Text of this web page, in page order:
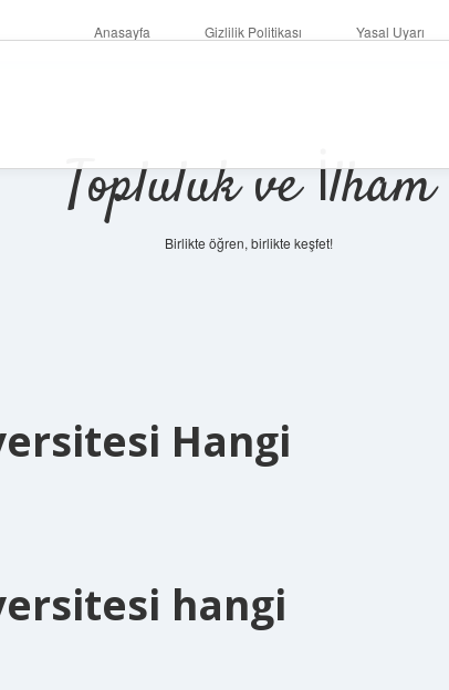
Anasayfa Gizlilik Politikası Yasal Uyarı
Topluluk ve İlham
Birlikte öğren, birlikte keşfet!
Hangi
hangi